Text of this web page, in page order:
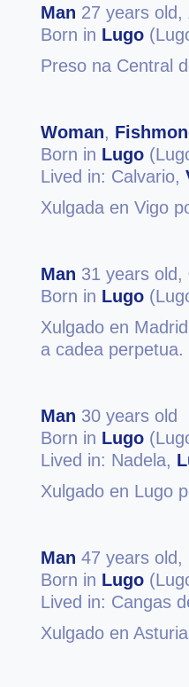
Man 27 years old,
Born in Lugo
Preso na Central
Woman,
Born in Lugo
Lived in: Calvario,
Xulgada en Vigo
Man 31 years old,
Born in Lugo
Xulgado en
a cadea
Man 30 years old
Born in Lugo
Lived in: Nadela,
Xulgado en Lugo
Man 47 years old,
Born in Lugo
Lived in: Cangas
Xulgado en